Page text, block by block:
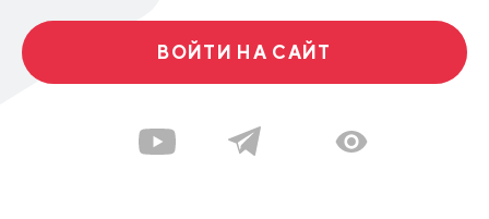
ВОЙТИ НА САЙТ